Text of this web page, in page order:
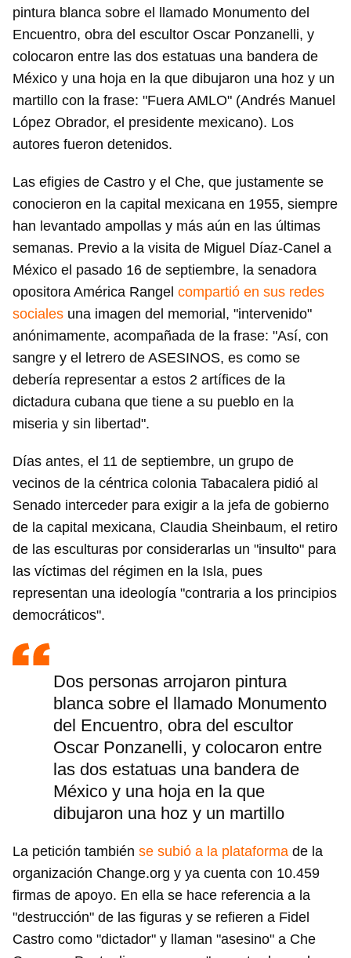
pintura blanca sobre el llamado Monumento del
Encuentro, obra del escultor Oscar Ponzanelli, y
colocaron entre las dos estatuas una bandera de
México y una hoja en la que dibujaron una hoz y un
martillo con la frase: "Fuera AMLO" (Andrés Manuel
López Obrador, el presidente mexicano). Los
autores fueron detenidos.
Las efigies de Castro y el Che, que justamente se
conocieron en la capital mexicana en 1955, siempre
han levantado ampollas y más aún en las últimas
semanas. Previo a la visita de Miguel Díaz-Canel a
México el pasado 16 de septiembre, la senadora
opositora América Rangel compartió en sus redes
sociales una imagen del memorial, "intervenido"
anónimamente, acompañada de la frase: "Así, con
sangre y el letrero de ASESINOS, es como se
debería representar a estos 2 artífices de la
dictadura cubana que tiene a su pueblo en la
miseria y sin libertad".
Días antes, el 11 de septiembre, un grupo de
vecinos de la céntrica colonia Tabacalera pidió al
Senado interceder para exigir a la jefa de gobierno
de la capital mexicana, Claudia Sheinbaum, el retiro
de las esculturas por considerarlas un "insulto" para
las víctimas del régimen en la Isla, pues
representan una ideología "contraria a los principios
democráticos".
Dos personas arrojaron pintura
blanca sobre el llamado Monumento
del Encuentro, obra del escultor
Oscar Ponzanelli, y colocaron entre
las dos estatuas una bandera de
México y una hoja en la que
dibujaron una hoz y un martillo
La petición también se subió a la plataforma de la
organización Change.org y ya cuenta con 10.459
firmas de apoyo. En ella se hace referencia a la
"destrucción" de las figuras y se refieren a Fidel
Castro como "dictador" y llaman "asesino" a Che